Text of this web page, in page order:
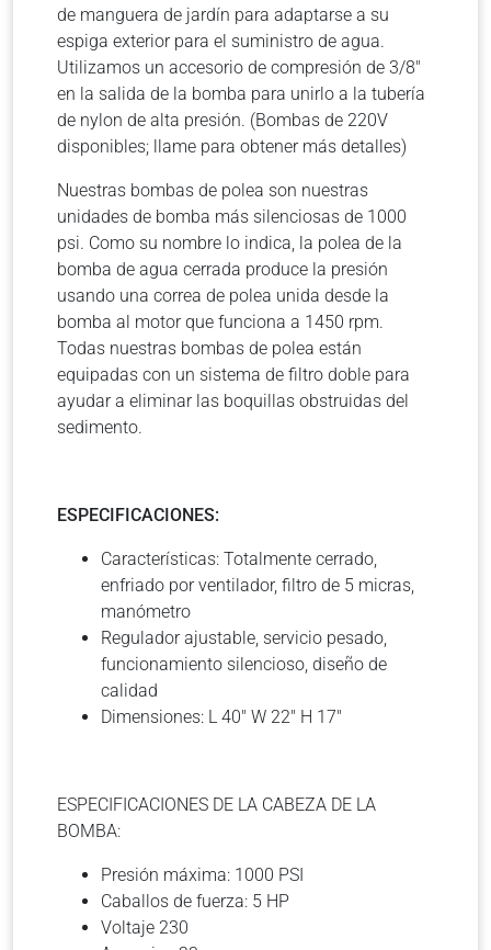
de manguera de jardín para adaptarse a su
espiga exterior para el suministro de agua.
Utilizamos un accesorio de compresión de 3/8″
en la salida de la bomba para unirlo a la tubería
de nylon de alta presión. (Bombas de 220V
disponibles; llame para obtener más detalles)
Nuestras bombas de polea son nuestras
unidades de bomba más silenciosas de 1000
psi. Como su nombre lo indica, la polea de la
bomba de agua cerrada produce la presión
usando una correa de polea unida desde la
bomba al motor que funciona a 1450 rpm.
Todas nuestras bombas de polea están
equipadas con un sistema de filtro doble para
ayudar a eliminar las boquillas obstruidas del
sedimento.
ESPECIFICACIONES:
Características: Totalmente cerrado,
enfriado por ventilador, filtro de 5 micras,
manómetro
Regulador ajustable, servicio pesado,
funcionamiento silencioso, diseño de
calidad
Dimensiones: L 40″ W 22″ H 17″
ESPECIFICACIONES DE LA CABEZA DE LA
BOMBA:
Presión máxima: 1000 PSI
Caballos de fuerza: 5 HP
Voltaje 230